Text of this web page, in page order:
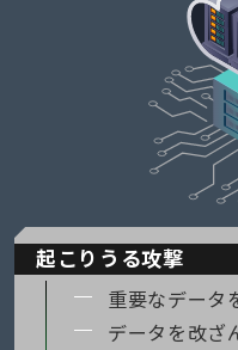
起こりうる攻撃
重要なデータ
データを改ざ